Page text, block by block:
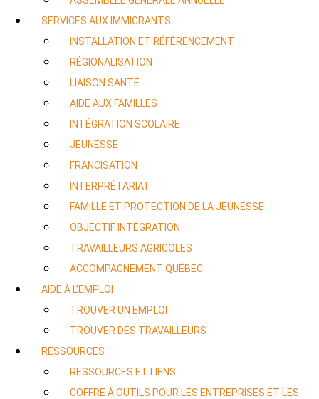
SERVICES AUX IMMIGRANTS
INSTALLATION ET RÉFÉRENCEMENT
RÉGIONALISATION
LIAISON SANTÉ
AIDE AUX FAMILLES
INTÉGRATION SCOLAIRE
JEUNESSE
FRANCISATION
INTERPRÉTARIAT
FAMILLE ET PROTECTION DE LA JEUNESSE
OBJECTIF INTÉGRATION
TRAVAILLEURS AGRICOLES
ACCOMPAGNEMENT QUÉBEC
AIDE À L’EMPLOI
TROUVER UN EMPLOI
TROUVER DES TRAVAILLEURS
RESSOURCES
RESSOURCES ET LIENS
COFFRE À OUTILS POUR LES ENTREPRISES ET LES